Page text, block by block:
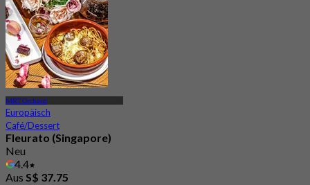
MRT Orchard
Europäisch
Café/Dessert
Fleurato (Singapore)
Neu
4.4
Aus S$ 37.75